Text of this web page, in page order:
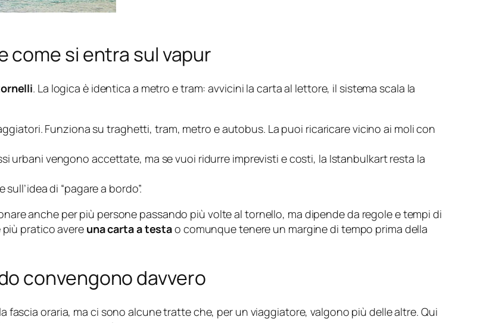
come si entra sul vapur
. La logica è identica a metro e tram: avvicini la carta al lettore, il sistema scala la
Funziona su traghetti, tram, metro e autobus. La puoi ricaricare vicino ai moli con
urbani vengono accettate, ma se vuoi ridurre imprevisti e costi, la Istanbulkart resta la
di “pagare a bordo”.
anche per più persone passando più volte al tornello, ma dipende da regole e tempi di
pratico avere una carta a testao comunque tenere un margine di tempo prima della
convengono davvero
fascia oraria, ma ci sono alcune tratte che, per un viaggiatore, valgono più delle altre. Qui